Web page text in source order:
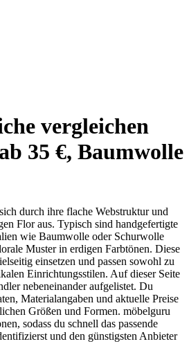
vergleichen
35 €, Baumwolle
durch ihre flache Webstruktur und
Flor aus. Typisch sind handgefertigte
wie Baumwolle oder Schurwolle
Muster in erdigen Farbtönen. Diese
einsetzen und passen sowohl zu
Einrichtungsstilen. Auf dieser Seite
nebeneinander aufgelistet. Du
Materialangaben und aktuelle Preise
Größen und Formen. möbelguru
sodass du schnell das passende
und den günstigsten Anbieter